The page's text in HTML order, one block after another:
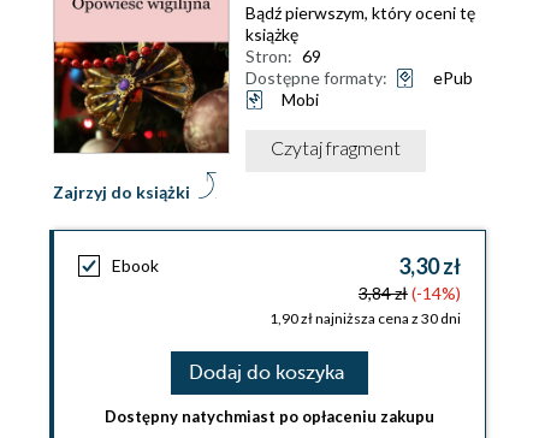
Zajrzyj do książki
Bądź pierwszym, który oceni tę
książkę
Stron: 69
Dostępne formaty:
ePub
Mobi
Czytaj fragment
Ebook 3,30 zł
3,84 zł(-14%)
1,90 zł najniższa cena z 30 dni
Dodaj do koszyka
Dostępny natychmiast po opłaceniu zakupu